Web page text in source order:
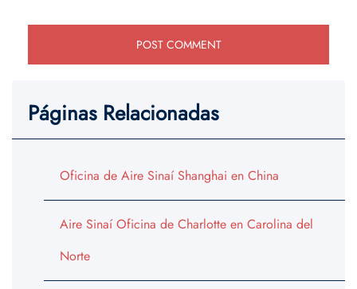
Páginas Relacionadas
Oficina de Aire Sinaí Shanghai en China
Aire Sinaí Oficina de Charlotte en Carolina del
Norte